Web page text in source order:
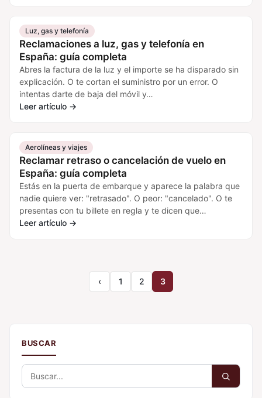
BUSCAR
Buscar:
Luz, gas y telefonía
Reclamaciones a luz, gas y telefonía en
España: guía completa
Abres la factura de la luz y el importe se ha disparado sin
explicación. O te cortan el suministro por un error. O
intentas darte de baja del móvil y…
Leer artículo →
Aerolíneas y viajes
Reclamar retraso o cancelación de vuelo en
España: guía completa
Estás en la puerta de embarque y aparece la palabra que
nadie quiere ver: "retrasado". O peor: "cancelado". O te
presentas con tu billete en regla y te dicen que…
Leer artículo →
‹ 1 2 3